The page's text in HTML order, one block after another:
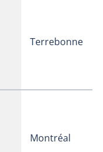
Terrebonne
Montréal